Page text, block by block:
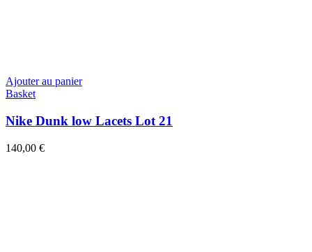
Ajouter au panier
Basket
Nike Dunk low Lacets Lot 21
140,00 €